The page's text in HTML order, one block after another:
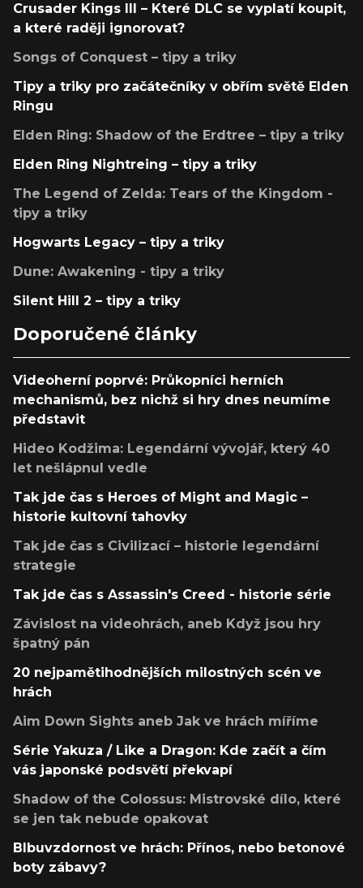
Crusader Kings III – Které DLC se vyplatí koupit,
a které raději ignorovat?
Songs of Conquest – tipy a triky
Tipy a triky pro začátečníky v obřím světě Elden
Ringu
Elden Ring: Shadow of the Erdtree – tipy a triky
Elden Ring Nightreing – tipy a triky
The Legend of Zelda: Tears of the Kingdom -
tipy a triky
Hogwarts Legacy – tipy a triky
Dune: Awakening - tipy a triky
Silent Hill 2 – tipy a triky
Doporučené články
Videoherní poprvé: Průkopníci herních
mechanismů, bez nichž si hry dnes neumíme
představit
Hideo Kodžima: Legendární vývojář, který 40
let nešlápnul vedle
Tak jde čas s Heroes of Might and Magic –
historie kultovní tahovky
Tak jde čas s Civilizací – historie legendární
strategie
Tak jde čas s Assassin's Creed - historie série
Závislost na videohrách, aneb Když jsou hry
špatný pán
20 nejpamětihodnějších milostných scén ve
hrách
Aim Down Sights aneb Jak ve hrách míříme
Série Yakuza / Like a Dragon: Kde začít a čím
vás japonské podsvětí překvapí
Shadow of the Colossus: Mistrovské dílo, které
se jen tak nebude opakovat
Blbuvzdornost ve hrách: Přínos, nebo betonové
boty zábavy?